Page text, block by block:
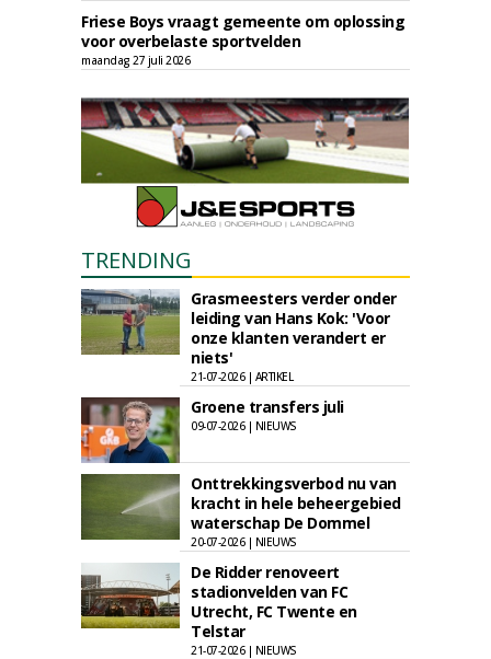
Friese Boys vraagt gemeente om oplossing
voor overbelaste sportvelden
maandag 27 juli 2026
TRENDING
Grasmeesters verder onder
leiding van Hans Kok: 'Voor
onze klanten verandert er
niets'
21-07-2026 | ARTIKEL
Groene transfers juli
09-07-2026 | NIEUWS
Onttrekkingsverbod nu van
kracht in hele beheergebied
waterschap De Dommel
20-07-2026 | NIEUWS
De Ridder renoveert
stadionvelden van FC
Utrecht, FC Twente en
Telstar
21-07-2026 | NIEUWS